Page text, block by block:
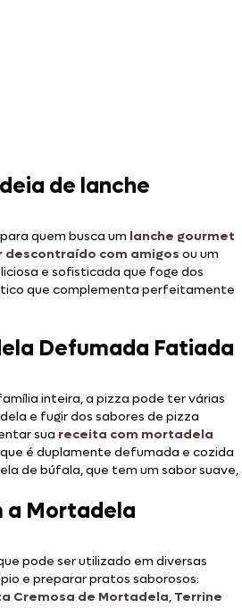
de lanche
quem busca um lanche gourmet
descontraído com amigos ou um
e sofisticada que foge dos
que complementa perfeitamente
Defumada Fatiada
inteira, a pizza pode ter várias
e fugir dos sabores de pizza
sua receita com mortadela
é duplamente defumada e cozida
de búfala, que tem um sabor suave,
a Mortadela
pode ser utilizado em diversas
e preparar pratos saborosos:
Cremosa de Mortadela, Terrine